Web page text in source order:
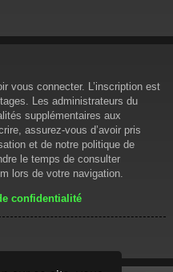
vous connecter. L’inscription est
Les administrateurs du
supplémentaires aux
assurez-vous d’avoir pris
et de notre politique de
le temps de consulter
lors de votre navigation.
confidentialité